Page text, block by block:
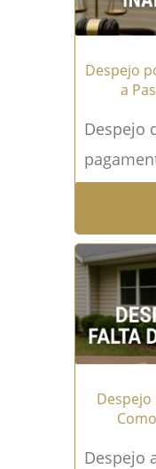
—...Leia
Despejo
a
Despejo
situação
vezes,
mais →
Despejo